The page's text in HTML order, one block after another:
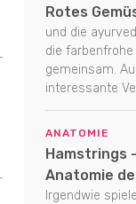
Rotes
und die
die
gemeinsam.
interessante
ANATOMIE
Hamstrings
Anatomie
Irgendwie